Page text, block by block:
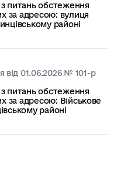
з питань обстеження
за адресою: вулиця
районі
від 01.06.2026 № 101-р
з питань обстеження
за адресою: Військове
районі